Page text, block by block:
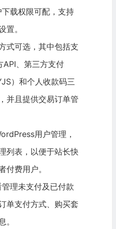
载权限可配，支持
置。
式可选，其中包括支
API、第三方支付
）和个人收款码三
并且提供交易订单管
用户管理，
列表，以便于站长快
付费用户。
理未支付及已付款
单支付方式、购买套
。